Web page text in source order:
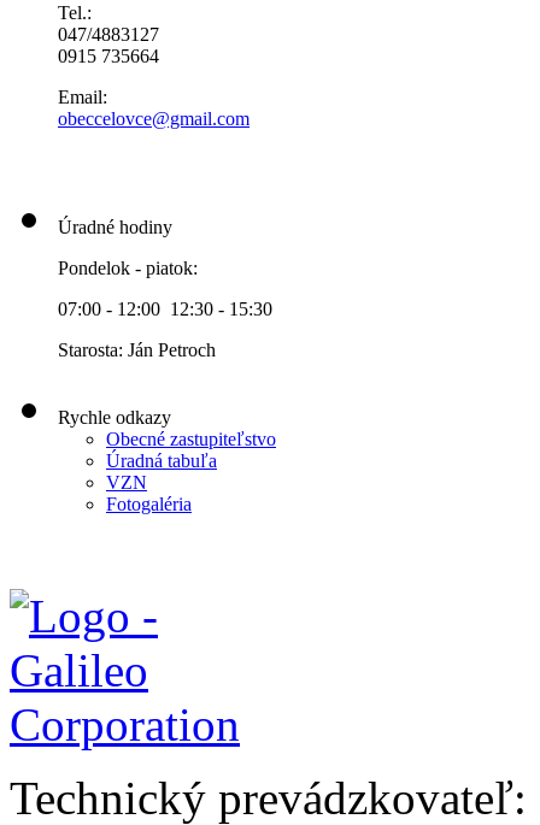
Tel.:
047/4883127
0915 735664
Email:
obeccelovce@gmail.com
Úradné hodiny
Pondelok - piatok:
07:00 - 12:00 12:30 - 15:30
Starosta: Ján Petroch
Rychle odkazy
Obecné zastupiteľstvo
Úradná tabuľa
VZN
Fotogaléria
Technický prevádzkovateľ: